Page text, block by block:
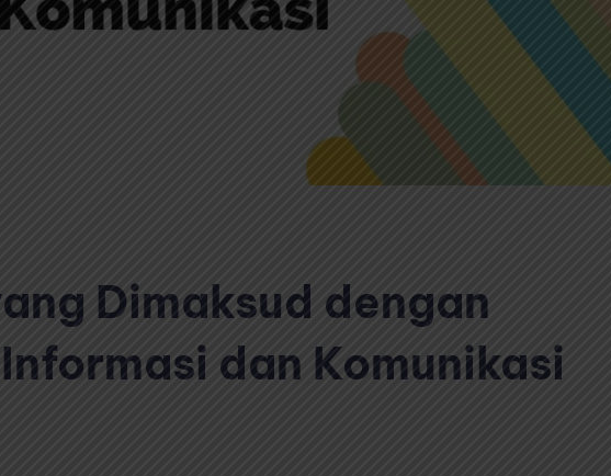
Dimaksud dengan
dan Komunikasi